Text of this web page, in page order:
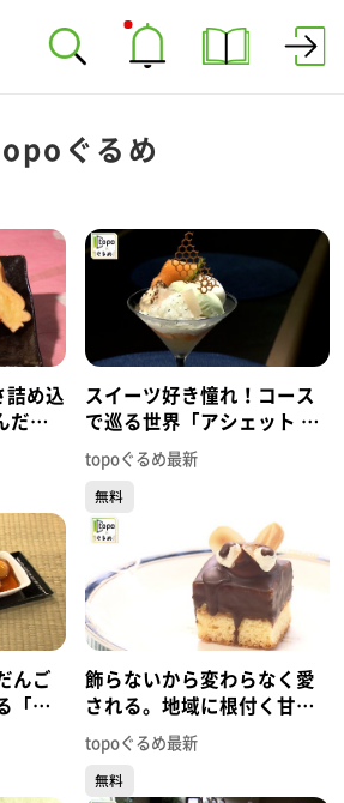
ぐるめ
詰め込
だ
青葉
る
スイーツ好き憧れ！コース
で巡る世界「アシェット デ
セール エトネ」（青葉区国
分町）#497【topoぐるめ】
topoぐるめ最新
無料
んご
「餅
温泉
め】
飾らないから変わらなく愛
される。地域に根付く甘さ
「ガトーオバラ」（若林区
連坊小路）#483【topoぐる
め】
topoぐるめ最新
無料